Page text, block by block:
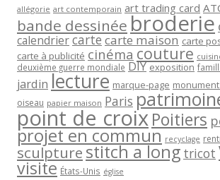
allégorie art contemporain art trading card
bande dessinée broderie
calendriercartecarte maison carte
carte à publicité cinéma couture
deuxième guerre mondiale DIY exposition
jardin lecture marque-page
oiseau papier maison Paris
point de croixPoitiers
projet en commun recyclage
sculpturestitch a long tricot
visite États-Unis église